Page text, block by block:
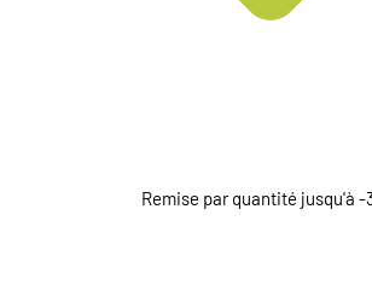
Remise par quantité jusqu'à -